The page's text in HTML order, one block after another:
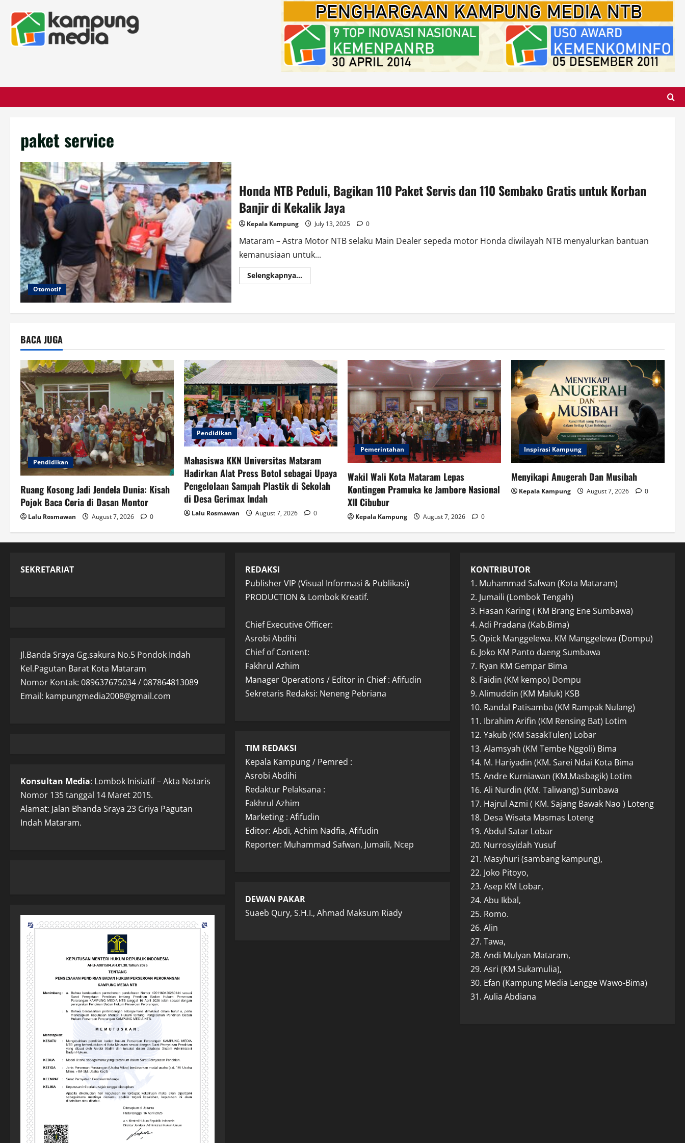
paket service
Otomotif
Honda NTB Peduli, Bagikan 110 Paket Servis dan 110 Sembako Gratis untuk Korban
Banjir di Kekalik Jaya
Kepala Kampung July 13, 2025 0
Mataram – Astra Motor NTB selaku Main Dealer sepeda motor Honda diwilayah NTB menyalurkan bantuan
kemanusiaan untuk...
Selengkapnya...Read
more
Peduli,
Sembako
Gratis
untuk
Korban
Banjir
di
Kekalik
Jaya
BACA JUGA
Pendidikan
Ruang Kosong Jadi Jendela Dunia: Kisah
Pojok Baca Ceria di Dasan Montor
Lalu Rosmawan August 7, 2026 0
Pendidikan
Mahasiswa KKN Universitas Mataram
Hadirkan Alat Press Botol sebagai Upaya
Pengelolaan Sampah Plastik di Sekolah
di Desa Gerimax Indah
Lalu Rosmawan August 7, 2026 0
Pemerintahan
Wakil Wali Kota Mataram Lepas
Kontingen Pramuka ke Jambore Nasional
XII Cibubur
Kepala Kampung August 7, 2026 0
Inspirasi Kampung
Menyikapi Anugerah Dan Musibah
Kepala Kampung August 7, 2026 0
SEKRETARIAT
Jl.Banda Sraya Gg.sakura No.5 Pondok Indah
Kel.Pagutan Barat Kota Mataram
Nomor Kontak: 089637675034 / 087864813089
Email: kampungmedia2008@gmail.com
Konsultan Media: Lombok Inisiatif – Akta Notaris
Nomor 135 tanggal 14 Maret 2015.
Alamat: Jalan Bhanda Sraya 23 Griya Pagutan
Indah Mataram.
REDAKSI
Publisher VIP (Visual Informasi & Publikasi)
PRODUCTION & Lombok Kreatif.
Chief Executive Officer:
Asrobi Abdihi
Chief of Content:
Fakhrul Azhim
Manager Operations / Editor in Chief : Afifudin
Sekretaris Redaksi: Neneng Pebriana
TIM REDAKSI
Kepala Kampung / Pemred :
Asrobi Abdihi
Redaktur Pelaksana :
Fakhrul Azhim
Marketing : Afifudin
Editor: Abdi, Achim Nadfia, Afifudin
Reporter: Muhammad Safwan, Jumaili, Ncep
DEWAN PAKAR
Suaeb Qury, S.H.I., Ahmad Maksum Riady
KONTRIBUTOR
1. Muhammad Safwan (Kota Mataram)
2. Jumaili (Lombok Tengah)
3. Hasan Karing ( KM Brang Ene Sumbawa)
4. Adi Pradana (Kab.Bima)
5. Opick Manggelewa. KM Manggelewa (Dompu)
6. Joko KM Panto daeng Sumbawa
7. Ryan KM Gempar Bima
8. Faidin (KM kempo) Dompu
9. Alimuddin (KM Maluk) KSB
10. Randal Patisamba (KM Rampak Nulang)
11. Ibrahim Arifin (KM Rensing Bat) Lotim
12. Yakub (KM SasakTulen) Lobar
13. Alamsyah (KM Tembe Nggoli) Bima
14. M. Hariyadin (KM. Sarei Ndai Kota Bima
15. Andre Kurniawan (KM.Masbagik) Lotim
16. Ali Nurdin (KM. Taliwang) Sumbawa
17. Hajrul Azmi ( KM. Sajang Bawak Nao ) Loteng
18. Desa Wisata Masmas Loteng
19. Abdul Satar Lobar
20. Nurrosyidah Yusuf
21. Masyhuri (sambang kampung),
22. Joko Pitoyo,
23. Asep KM Lobar,
24. Abu Ikbal,
25. Romo.
26. Alin
27. Tawa,
28. Andi Mulyan Mataram,
29. Asri (KM Sukamulia),
30. Efan (Kampung Media Lengge Wawo-Bima)
31. Aulia Abdiana